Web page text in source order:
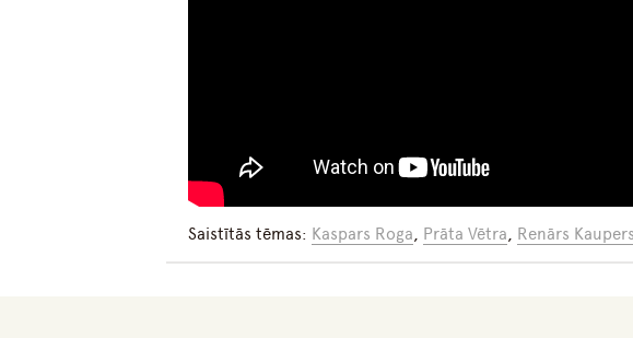
Saistītās tēmas: Kaspars Roga, Prāta Vētra, Renārs Kaupers